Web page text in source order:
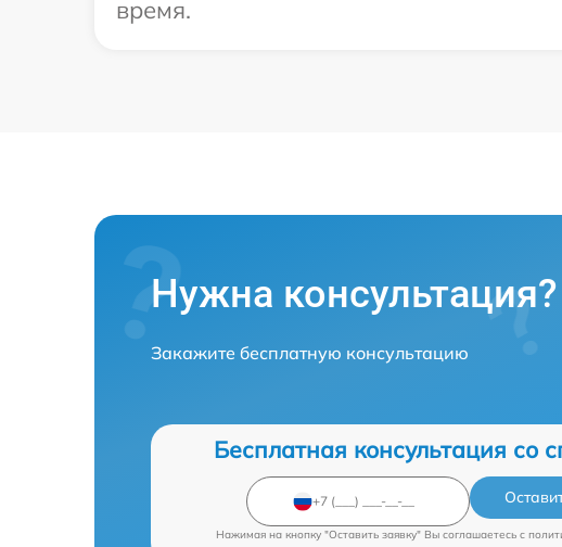
время.
Нужна консультация?
Закажите бесплатную консультацию
Бесплатная консультация со
Нажимая на кнопку "Оставить заявку" Вы соглашаетесь c